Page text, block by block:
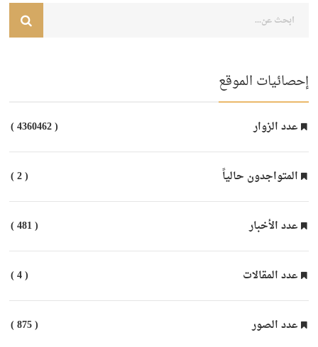
إحصائيات الموقع
عدد الزوار ( 4360462 )
المتواجدون حالياً ( 2 )
عدد الأخبار ( 481 )
عدد المقالات ( 4 )
عدد الصور ( 875 )